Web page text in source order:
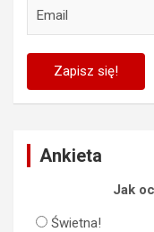
Ankieta
Jak
Świetna!